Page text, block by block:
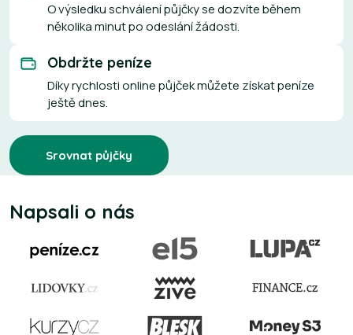
O výsledku schválení půjčky se dozvíte během
několika minut po odeslání žádosti.
Obdržte peníze
Díky rychlosti online půjček můžete získat peníze
ještě dnes.
Srovnat půjčky
Napsali o nás